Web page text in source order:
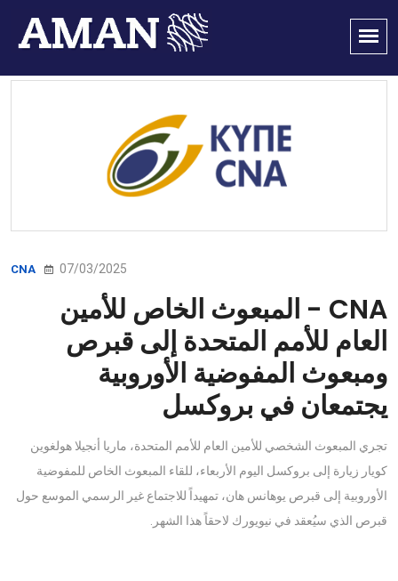
CNA 07/03/2025
CNA - المبعوث الخاص للأمين
العام للأمم المتحدة إلى قبرص
ومبعوث المفوضية الأوروبية
يجتمعان في بروكسل
تجري المبعوث الشخصي للأمين العام للأمم المتحدة، ماريا أنجيلا هولغوين
كويار زيارة إلى بروكسل اليوم الأربعاء، للقاء المبعوث الخاص للمفوضية
الأوروبية إلى قبرص يوهانس هان، تمهيداً للاجتماع غير الرسمي الموسع حول
قبرص الذي سيُعقد في نيويورك لاحقاً هذا الشهر.